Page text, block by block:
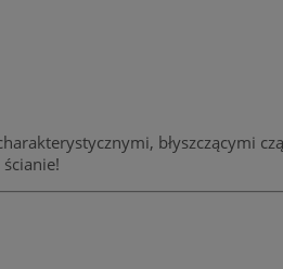
błyszczącymi